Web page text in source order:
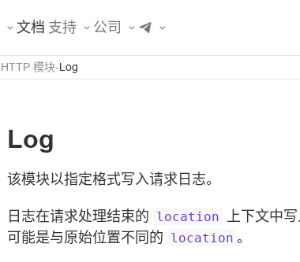
文档 支持 公司
HTTP 模块 Log
Log
该模块以指定格式写入请求日志。
日志在请求处理结束的 location 上下文中
可能是与原始位置不同的 location 。